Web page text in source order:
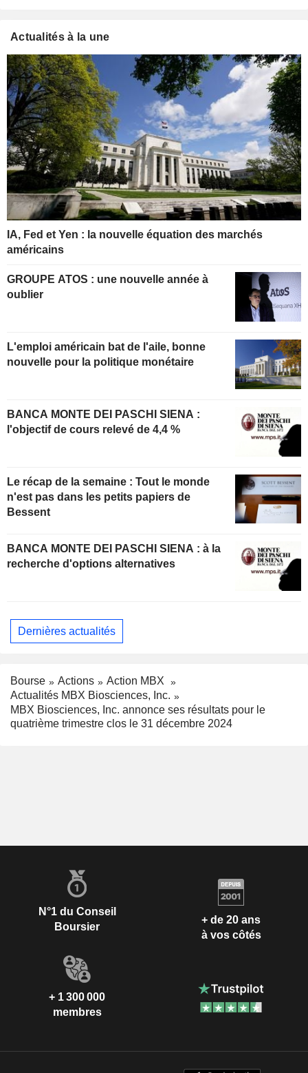
Actualités à la une
IA, Fed et Yen : la nouvelle équation des marchés
américains
GROUPE ATOS : une nouvelle année à
oublier
L'emploi américain bat de l'aile, bonne
nouvelle pour la politique monétaire
BANCA MONTE DEI PASCHI SIENA :
l'objectif de cours relevé de 4,4 %
Le récap de la semaine : Tout le monde
n'est pas dans les petits papiers de
Bessent
BANCA MONTE DEI PASCHI SIENA : à la
recherche d'options alternatives
Dernières actualités
Bourse Actions
Action MBX
Actualités MBX Biosciences, Inc.
MBX Biosciences, Inc. annonce ses résultats pour le
quatrième trimestre clos le 31 décembre 2024
N°1 du Conseil
Boursier
+ de 20 ans
à vos côtés
+ 1 300 000
membres